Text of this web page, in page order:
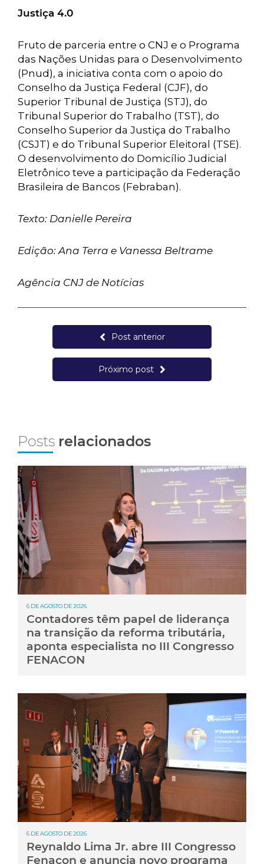
Justiça 4.0
Fruto de parceria entre o CNJ e o Programa
das Nações Unidas para o Desenvolvimento
(Pnud), a iniciativa conta com o apoio do
Conselho da Justiça Federal (CJF), do
Superior Tribunal de Justiça (STJ), do
Tribunal Superior do Trabalho (TST), do
Conselho Superior da Justiça do Trabalho
(CSJT) e do Tribunal Superior Eleitoral (TSE).
O desenvolvimento do Domicílio Judicial
Eletrônico teve a participação da Federação
Brasileira de Bancos (Febraban).
Texto: Danielle Pereira
Edição: Ana Terra e Vanessa Beltrame
Agência CNJ de Notícias
Post anterior
Próximo post
Posts relacionados
6 DE AGOSTO DE 2026
Contadores têm papel de liderança
na transição da reforma tributária,
aponta especialista no III Congresso
FENACON
6 DE AGOSTO DE 2026
Reynaldo Lima Jr. abre III Congresso
Fenacon e anuncia novo programa